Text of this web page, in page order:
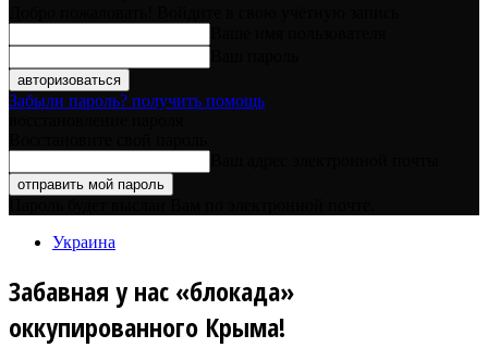
Забыли пароль? получить помощь
Украина
Забавная у нас «блокада»
оккупированного Крыма!